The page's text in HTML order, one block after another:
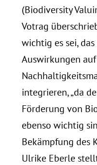
(Biodiversity
Votrag
wichtig es sei,
Auswirkungen
integrieren, „da
Förderung von
ebenso wichtig
Bekämpfung des
Ulrike Eberle